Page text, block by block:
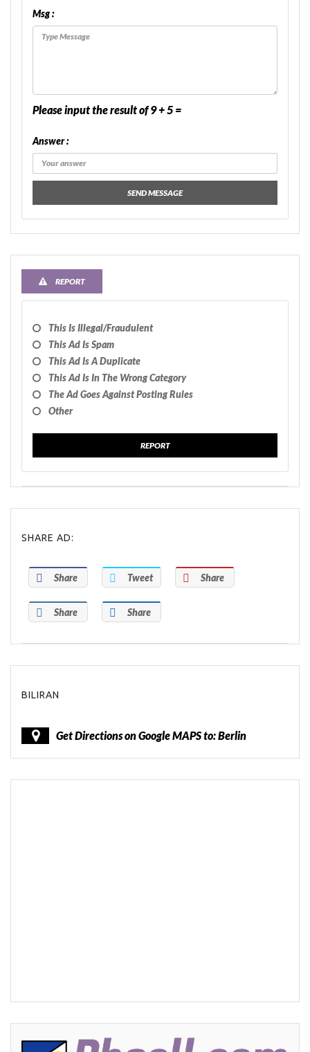
Msg :
Please input the result of 9 + 5 =
Answer :
SEND MESSAGE
REPORT
This Is Illegal/fraudulent
This Ad Is Spam
This Ad Is A Duplicate
This Ad Is In The Wrong Category
The Ad Goes Against Posting Rules
Other
REPORT
SHARE AD:
Share Tweet Share
Share Share
BILIRAN
Get Directions on Google MAPS to: Berlin